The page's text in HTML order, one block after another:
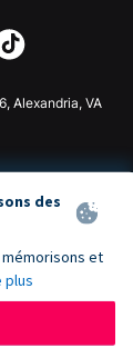
Alexandria, VA
des
et
plus